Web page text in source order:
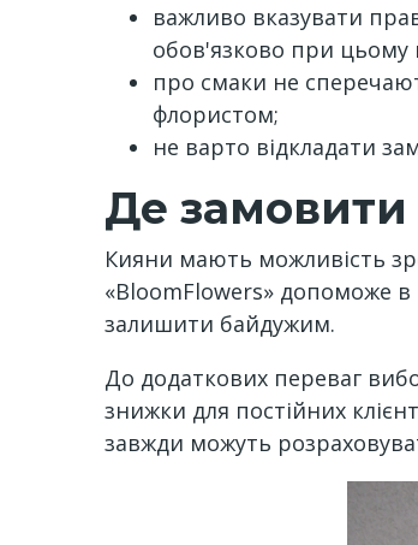
важливо вказувати
обов'язково при
про смаки не
флористом;
не варто відкладати
Де замовити
Кияни мають можливість
«BloomFlowers» допоможе
залишити байдужим.
До додаткових переваг
знижки для постійних
завжди можуть